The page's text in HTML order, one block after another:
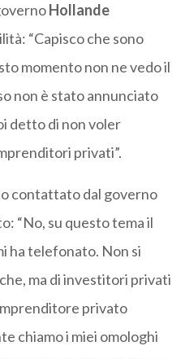
Hollande
“Capisco che sono
momento non ne vedo il
non è stato annunciato
detto di non voler
privati”.
contattato dal governo
“No, su questo tema il
ha telefonato. Non si
ma di investitori privati
privato
chiamo i miei omologhi